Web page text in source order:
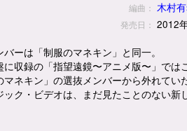
編曲： 木村
発売日： 2012
ーは「制服のマネキン」と同一。
に収録の「指望遠鏡〜アニメ版〜」で
マネキン」の選抜メンバーから外れて
ック・ビデオは、まだ見たことのない